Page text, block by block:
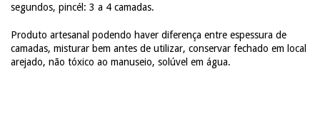
segundos, pincél: 3 a 4 camadas.
Produto artesanal podendo haver diferença entre espessura de
camadas, misturar bem antes de utilizar, conservar fechado em local
arejado, não tóxico ao manuseio, solúvel em água.